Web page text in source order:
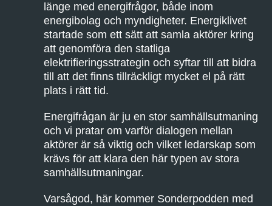
länge med energifrågor, både inom
energibolag och myndigheter. Energiklivet
startade som ett sätt att samla aktörer kring
att genomföra den statliga
elektrifieringsstrategin och syftar till att bidra
till att det finns tillräckligt mycket el på rätt
plats i rätt tid.
Energifrågan är ju en stor samhällsutmaning
och vi pratar om varför dialogen mellan
aktörer är så viktig och vilket ledarskap som
krävs för att klara den här typen av stora
samhällsutmaningar.
Varsågod, här kommer Sonderpodden med